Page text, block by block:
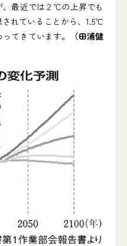
、最近では２℃の上昇でも
れていることから、1.5℃
てきています。
（田浦健